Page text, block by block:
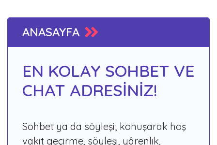
ANASAYFA
EN KOLAY SOHBET VE
CHAT ADRESİNİZ!
Sohbet ya da söyleşi; konuşarak hoş
vakit geçirme, söyleşi, yârenlik,